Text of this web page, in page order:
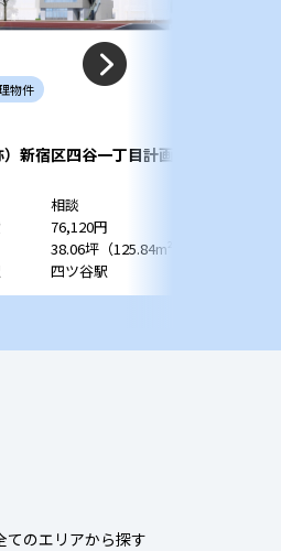
物件
）新宿区四谷一丁目計画
相談
76,120円
38.06坪（125.84m²）
四ツ谷駅
てのエリアから探す